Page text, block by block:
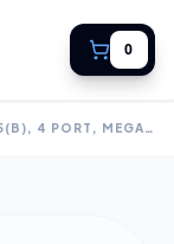
0
HILOOK NS-0105P-35(B), 4 PORT, MEGABIT, POE 35W, 1 PORT MEGABIT UPLINK, LONG RANGE 250METRE, YÖNETILEMEZ, MASAÜSTÜ SWITCH